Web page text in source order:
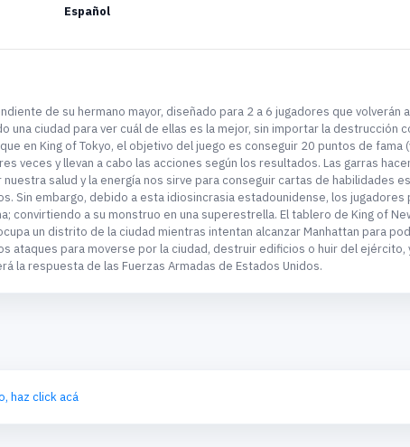
Español
de su hermano mayor, diseñado para 2 a 6 jugadores que volverán
una ciudad para ver cuál de ellas es la mejor, sin importar la destrucción
en King of Tokyo, el objetivo del juego es conseguir 20 puntos de fama
veces y llevan a cabo las acciones según los resultados. Las garras
salud y la energía nos sirve para conseguir cartas de habilidades
Sin embargo, debido a esta idiosincrasia estadounidense, los jugadores
convirtiendo a su monstruo en una superestrella. El tablero de King of
un distrito de la ciudad mientras intentan alcanzar Manhattan para
ataques para moverse por la ciudad, destruir edificios o huir del ejército,
la respuesta de las Fuerzas Armadas de Estados Unidos.
haz click acá